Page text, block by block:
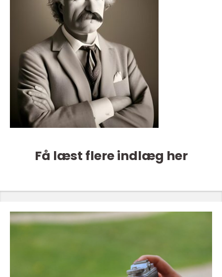
Få læst flere indlæg her